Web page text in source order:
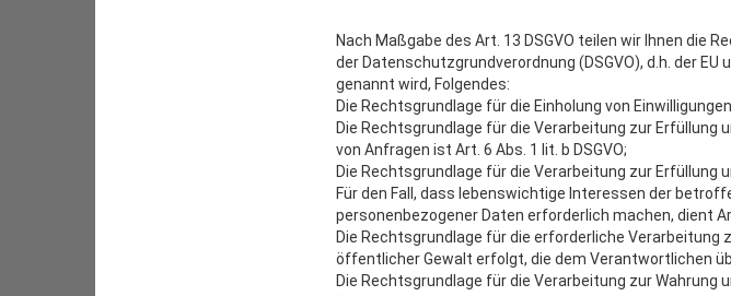
Nach Maßgabe des Art. 13 DSGVO teilen wir Ihnen die
der Datenschutzgrundverordnung (DSGVO), d.h. der
genannt wird, Folgendes:
Die Rechtsgrundlage für die Einholung von
Die Rechtsgrundlage für die Verarbeitung zur
von Anfragen ist Art. 6 Abs. 1 lit. b DSGVO;
Die Rechtsgrundlage für die Verarbeitung zur Erfüllung
Für den Fall, dass lebenswichtige Interessen der
personenbezogener Daten erforderlich machen, dient
Die Rechtsgrundlage für die erforderliche
öffentlicher Gewalt erfolgt, die dem Verantwortlichen
Die Rechtsgrundlage für die Verarbeitung zur Wahrung